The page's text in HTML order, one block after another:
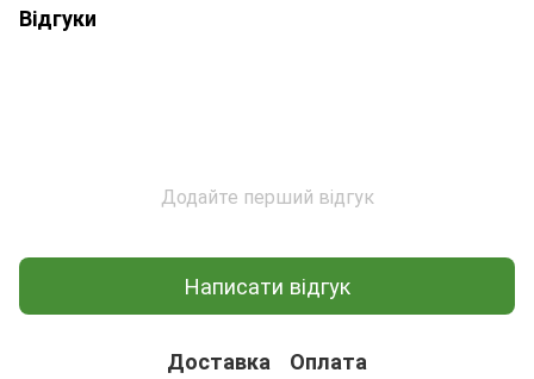
Відгуки
Додайте перший відгук
Написати відгук
Доставка Оплата